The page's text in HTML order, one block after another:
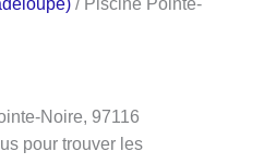
Noire, 97116
pour trouver les